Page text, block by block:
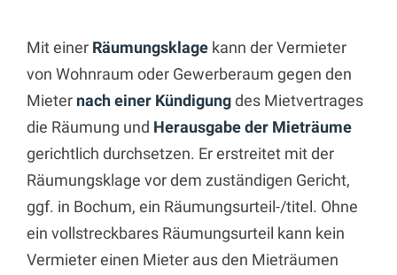
Mit einer Räumungsklage kann der Vermieter
von Wohnraum oder Gewerberaum gegen den
Mieter nach einer Kündigungdes Mietvertrages
die Räumung und Herausgabe der Mieträume
gerichtlich durchsetzen. Er erstreitet mit der
Räumungsklage vor dem zuständigen Gericht,
ggf. in Bochum, ein Räumungsurteil-/titel. Ohne
ein vollstreckbares Räumungsurteil kann kein
Vermieter einen Mieter aus den Mieträumen